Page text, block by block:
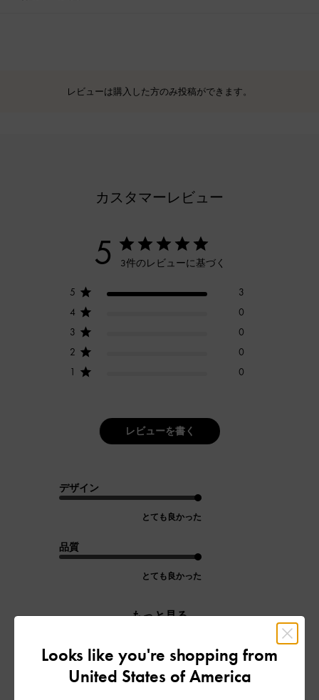
レビューは購入した方のみ投稿ができます。
カスタマーレビュー
5 3件のレビューに基づく
5
3
4
0
3
0
2
0
1
0
レビューを書く
デザイン
とても良かった
品質
とても良かった
もっと見る
フィルター
Looks like you're shopping from
United States of America